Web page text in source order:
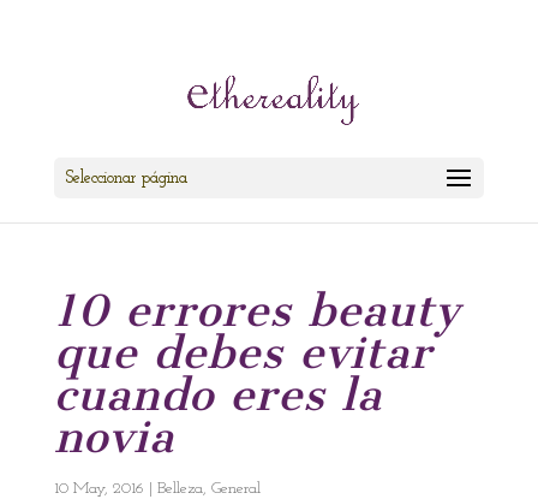
Seleccionar página
10 errores beauty
que debes evitar
cuando eres la
novia
10 May, 2016 Belleza, General